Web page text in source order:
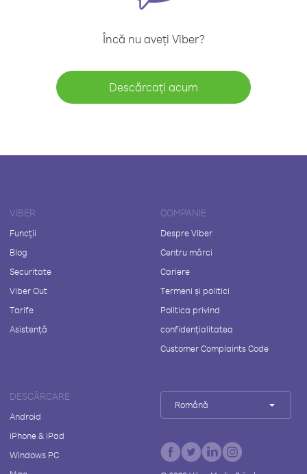
Încă nu aveți Viber?
Descărcați acum
VIBER
Funcții
Blog
Securitate
Viber Out
Tarife
Asistență
COMPANIE
Despre Viber
Centru mărci
Cariere
Termeni și politici
Politica privind
confidențialitatea
Customer Complaints Code
DESCĂRCARE
Android
iPhone & iPad
Windows PC
Română